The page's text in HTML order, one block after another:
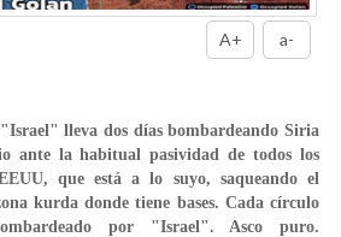
A+ a-
lleva dos días bombardeando Siria
ante la habitual pasividad de todos los
que está a lo suyo, saqueando el
kurda donde tiene bases. Cada círculo
por "Israel". Asco puro.